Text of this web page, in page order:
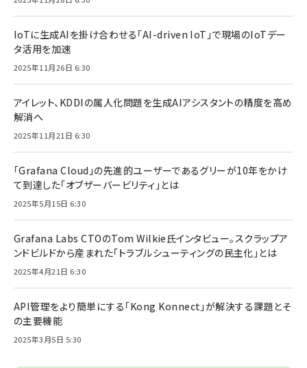
IoTに生成AIを掛け合わせる「AI-driven IoT」で現場のIoTデー
タ活用を加速
2025年11月26日 6:30
アイレット、KDDIの属人化問題を生成AIアシスタントの精度を高め
解消へ
2025年11月21日 6:30
「Grafana Cloud」の先進的ユーザーであるグリーが10年をかけ
て到達した「オブザーバービリティ」とは
2025年5月15日 6:30
Grafana Labs CTOのTom Wilkie氏インタビュー。スクラップア
ンドビルドから産まれた「トラブルシューティングの民主化」とは
2025年4月21日 6:30
API管理をより簡単にする「Kong Konnect」が解決する課題とそ
の主要機能
2025年3月5日 5:30